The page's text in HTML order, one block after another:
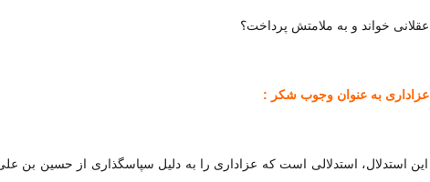
عقلانی خواند و به ملامتش پرداخت؟
عزاداری به عنوان وجوب شكر :
این استدلال، استدلالی است كه عزاداری را به دلیل سپاسگذاری از حسین بن